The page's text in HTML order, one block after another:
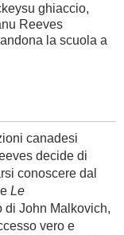
ghiaccio,
Reeves
la scuola a
canadesi
decide di
conoscere dal
e Le
di John Malkovich,
vero e